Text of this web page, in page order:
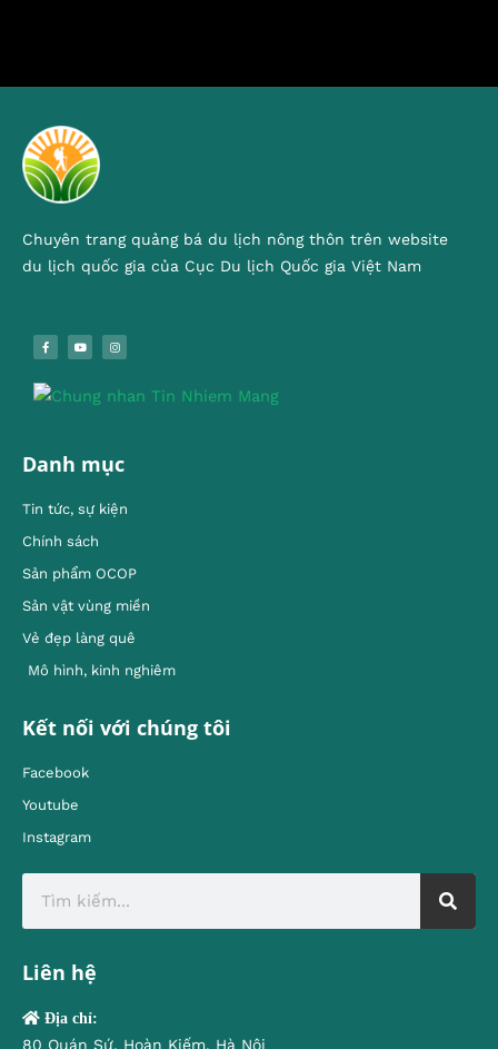
Chuyên trang quảng bá du lịch nông thôn trên website
du lịch quốc gia của Cục Du lịch Quốc gia Việt Nam
Danh mục
Tin tức, sự kiện
Chính sách
Sản phẩm OCOP
Sản vật vùng miền
Vẻ đẹp làng quê
Mô hình, kinh nghiêm
Kết nối với chúng tôi
Facebook
Youtube
Instagram
Liên hệ
Địa chỉ:
80 Quán Sứ, Hoàn Kiếm, Hà Nội